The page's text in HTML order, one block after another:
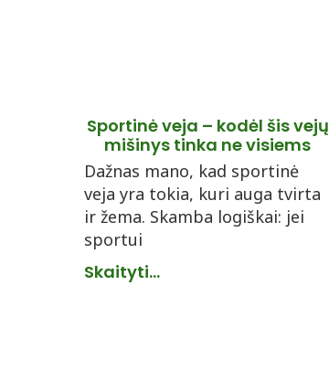
Sportinė veja – kodėl šis vejų
mišinys tinka ne visiems
Dažnas mano, kad sportinė
veja yra tokia, kuri auga tvirta
ir žema. Skamba logiškai: jei
sportui
Skaityti...